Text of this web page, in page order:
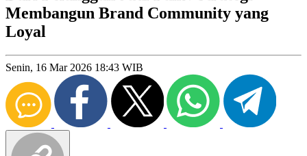
Membangun Brand Community yang
Loyal
Senin, 16 Mar 2026 18:43 WIB